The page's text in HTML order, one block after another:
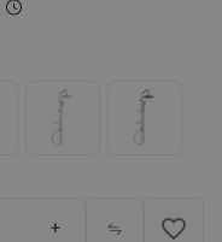
+ favorite_border